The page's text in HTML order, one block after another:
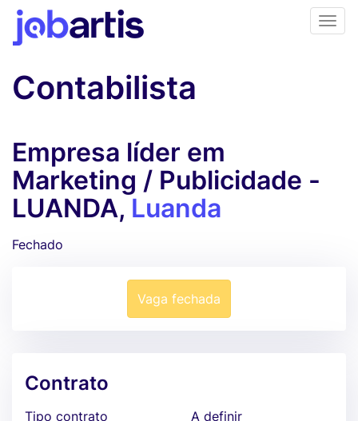
Contabilista
Empresa líder em
Marketing / Publicidade -
LUANDA, Luanda
Fechado
Vaga fechada
Contrato
Tipo contrato
A definir